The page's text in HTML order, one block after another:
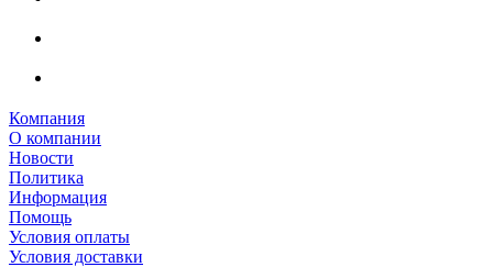
Компания
О компании
Новости
Политика
Информация
Помощь
Условия оплаты
Условия доставки